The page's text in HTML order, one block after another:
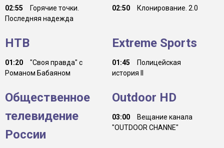
02:55
Горячие точки.
Последняя надежда
02:50 Клонирование. 2.0
НТВ
01:20
"Своя правда" с
Романом Бабаяном
Extreme Sports
01:45
Полицейская
история II
Общественное
телевидение
России
Outdoor HD
03:00
Вещание канала
"OUTDOOR CHANNE"